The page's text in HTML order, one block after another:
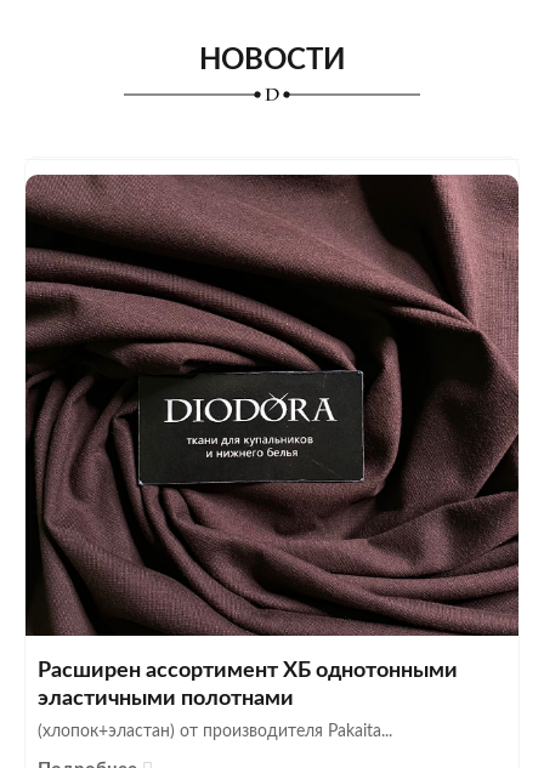
НОВОСТИ
Расширен ассортимент ХБ однотонными
эластичными полотнами
(хлопок+эластан) от производителя Pakaita...